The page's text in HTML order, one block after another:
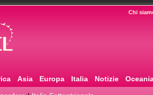
Chi
Asia Europa Italia Notizie